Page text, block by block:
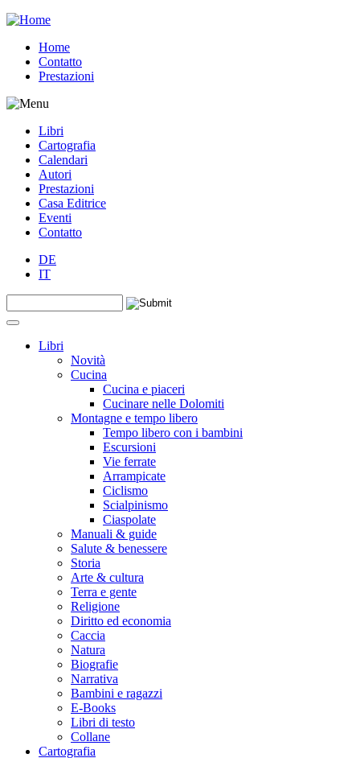
Jump to navigation
Home
Contatto
Prestazioni
Libri
Cartografia
Calendari
Autori
Prestazioni
Casa Editrice
Eventi
Contatto
DE
IT
Form di ricerca
Libri
Novità
Cucina
Cucina e piaceri
Cucinare nelle Dolomiti
Montagne e tempo libero
Tempo libero con i bambini
Escursioni
Vie ferrate
Arrampicate
Ciclismo
Scialpinismo
Ciaspolate
Manuali & guide
Salute & benessere
Storia
Arte & cultura
Terra e gente
Religione
Diritto ed economia
Caccia
Natura
Biografie
Narrativa
Bambini e ragazzi
E-Books
Libri di testo
Collane
Cartografia